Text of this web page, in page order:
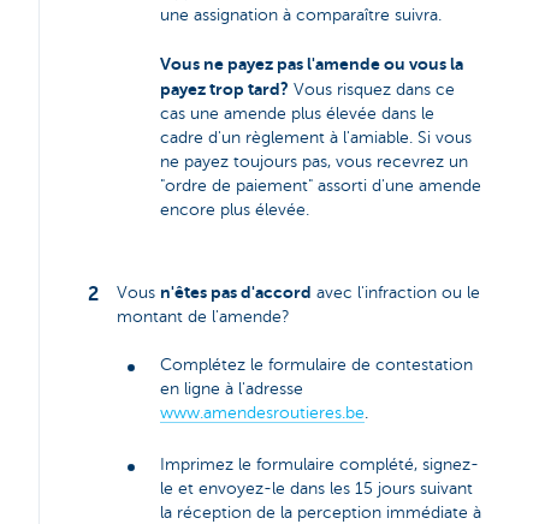
une assignation à comparaître suivra.
Vous ne payez pas l'amende ou vous la
payez trop tard? Vous risquez dans ce
cas une amende plus élevée dans le
cadre d'un règlement à l'amiable. Si vous
ne payez toujours pas, vous recevrez un
"ordre de paiement" assorti d'une amende
encore plus élevée.
Vous n'êtes pas d'accord avec l'infraction ou le
montant de l'amende?
Complétez le formulaire de contestation
en ligne à l'adresse
www.amendesroutieres.be.
Imprimez le formulaire complété, signez-
le et envoyez-le dans les 15 jours suivant
la réception de la perception immédiate à